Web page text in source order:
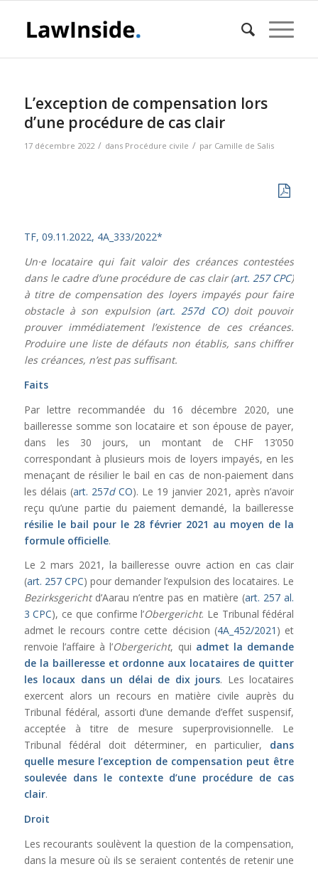
L’exception de compensation lors
d’une procédure de cas clair
17 décembre 2022 / dans Procédure civile / par Camille de Salis
TF, 09.11.2022, 4A_333/2022*
Un·e locataire qui fait valoir des créances contestées
dans le cadre d’une procédure de cas clair (art. 257 CPC)
à titre de compensation des loyers impayés pour faire
obstacle à son expulsion (art. 257d CO) doit pouvoir
prouver immédiatement l’existence de ces créances.
Produire une liste de défauts non établis, sans chiffrer
les créances, n’est pas suffisant.
Faits
Par lettre recommandée du 16 décembre 2020, une
bailleresse somme son locataire et son épouse de payer,
dans les 30 jours, un montant de CHF 13’050
correspondant à plusieurs mois de loyers impayés, en les
menaçant de résilier le bail en cas de non-paiement dans
les délais (art. 257dCO). Le 19 janvier 2021, après n’avoir
reçu qu’une partie du paiement demandé, la bailleresse
résilie le bail pour le 28 février 2021 au moyen de la
formule officielle.
Le 2 mars 2021, la bailleresse ouvre action en cas clair
(art. 257 CPC) pour demander l’expulsion des locataires. Le
Bezirksgerichtd’Aarau n’entre pas en matière (art. 257 al.
3 CPC), ce que confirme l’Obergericht. Le Tribunal fédéral
admet le recours contre cette décision (4A_452/2021 ) et
renvoie l’affaire à l’Obergericht, qui admet la demande
de la bailleresse et ordonne aux locataires de quitter
les locaux dans un délai de dix jours. Les locataires
exercent alors un recours en matière civile auprès du
Tribunal fédéral, assorti d’une demande d’effet suspensif,
acceptée à titre de mesure superprovisionnelle. Le
Tribunal fédéral doit déterminer, en particulier, dans
quelle mesure l’exception de compensation peut être
soulevée dans le contexte d’une procédure de cas
clair.
Droit
Les recourants soulèvent la question de la compensation,
dans la mesure où ils se seraient contentés de retenir une